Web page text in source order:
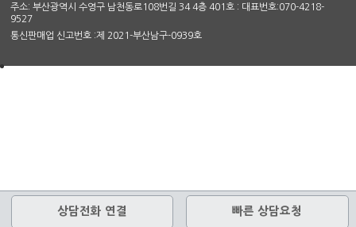
주소: 부산광역시 수영구 남천동로108번길 34 4층 401호 : 대표번호:070-4218-
9527
통신판매업 신고번호 :제 2021-부산남구-0939호
상담전화 연결 빠른 상담요청